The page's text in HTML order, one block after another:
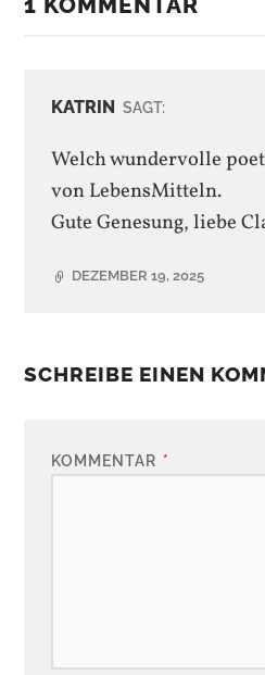
KATRIN SAGT:
Welch wundervolle
von LebensMitteln.
Gute Genesung, liebe
DEZEMBER 19, 2025
SCHREIBE EINEN
KOMMENTAR *